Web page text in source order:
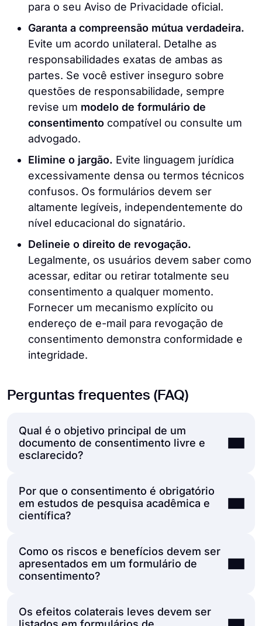
para o seu Aviso de Privacidade oficial.
Garanta a compreensão mútua verdadeira.
Evite um acordo unilateral. Detalhe as
responsabilidades exatas de ambas as
partes. Se você estiver inseguro sobre
questões de responsabilidade, sempre
revise um modelo de formulário de
consentimento compatível ou consulte um
advogado.
Elimine o jargão. Evite linguagem jurídica
excessivamente densa ou termos técnicos
confusos. Os formulários devem ser
altamente legíveis, independentemente do
nível educacional do signatário.
Delineie o direito de revogação.
Legalmente, os usuários devem saber como
acessar, editar ou retirar totalmente seu
consentimento a qualquer momento.
Fornecer um mecanismo explícito ou
endereço de e-mail para revogação de
consentimento demonstra conformidade e
integridade.
Perguntas frequentes (FAQ)
Qual é o objetivo principal de um
documento de consentimento livre e
esclarecido?
Um documento de consentimento
informado é projetado para proteger tanto o
objetivo principal é comunicar claramente o
que uma atividade envolve, como os dados
reconhece que leu, entendeu e concordou
Por que o consentimento é obrigatório
em estudos de pesquisa acadêmica e
científica?
Em estudos de pesquisa institucional, a
obtenção de consentimento explícito é tanto
humanos estejam envolvidos por livre e
Como os riscos e benefícios devem ser
apresentados em um formulário de
consentimento?
Um formulário juridicamente compatível
Os efeitos colaterais leves devem ser